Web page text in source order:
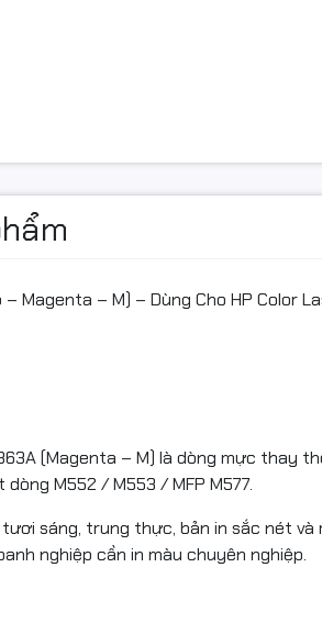
Magenta – M) – Dùng Cho HP Color
(Magenta – M) là dòng mực thay
M552 / M553 / MFP M577.
sáng, trung thực, bản in sắc nét
nghiệp cần in màu chuyên nghiệp.
Tương thích hoàn hảo
⚙️ Thông số kỹ thuật
Model: CF363A